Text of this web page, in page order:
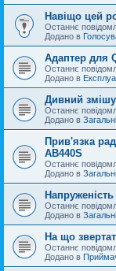
Навіщо цей
Останнє
Додано в
Адаптер для
Останнє
Додано в
Дивний
Останнє
Додано в
Прив'язка
AB440S
Останнє
Додано в
Останнє
Додано в
На що
Останнє
Додано в